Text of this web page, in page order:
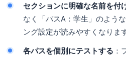
セクションに明確な名前を付
なく「パスA：学生」のよう
ング設定が読みやすくなります
各パスを個別にテストする ：